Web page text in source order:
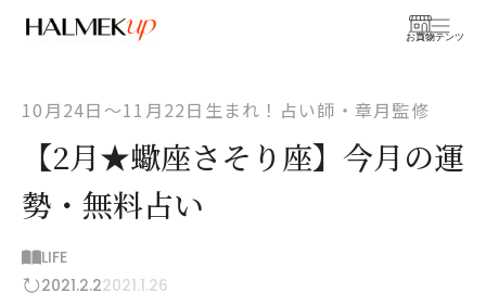
お買物
コンテンツ
10月24日〜11月22日生まれ！占い師・章月監修
【2月★蠍座さそり座】今月の運
勢・無料占い
LIFE
2021.2.22021.1.26